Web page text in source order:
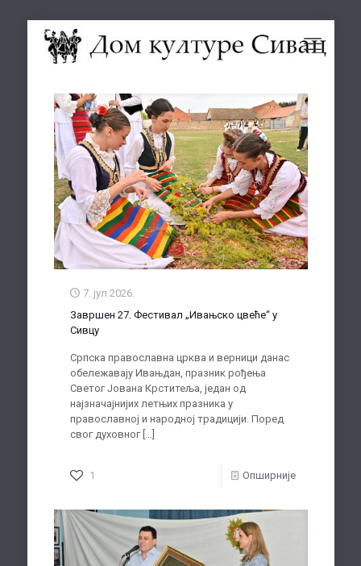
7. јул 2026.
Завршен 27. Фестивал „Ивањско цвеће“ у
Сивцу
Српска православна црква и верници данас
обележавају Ивањдан, празник рођења
Светог Јована Крститеља, један од
најзначајнијих летњих празника у
православној и народној традицији. Поред
свог духовног[…]
1 Опширније